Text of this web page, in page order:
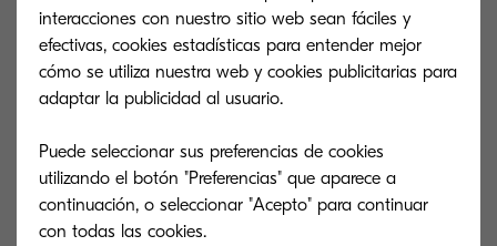
Productividad
Color consistente para evitar
reimpresiones.
interacciones con nuestro sitio web sean fáciles y
efectivas, cookies estadísticas para entender mejor
cómo se utiliza nuestra web y cookies publicitarias para
adaptar la publicidad al usuario.
Puede seleccionar sus preferencias de cookies
utilizando el botón "Preferencias" que aparece a
continuación, o seleccionar "Acepto" para continuar